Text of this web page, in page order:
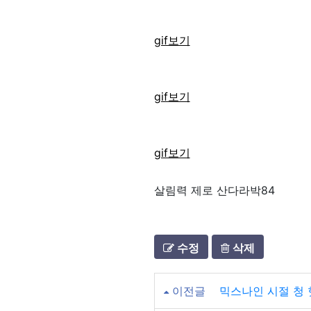
gif보기
gif보기
gif보기
살림력 제로 산다라박84
수정 삭제
이전글 믹스나인 시절 청